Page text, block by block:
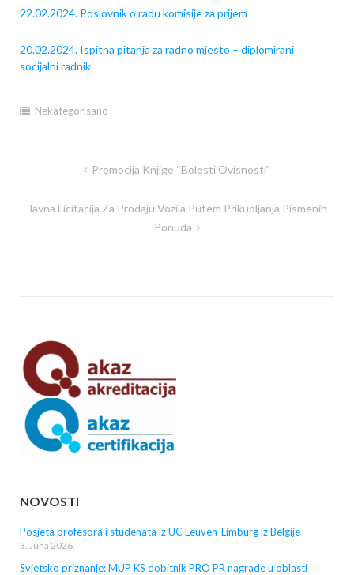
22.02.2024. Poslovnik o radu komisije za prijem
20.02.2024. Ispitna pitanja za radno mjesto – diplomirani
socijalni radnik
Nekategorisano
NavigacijaPromocija Knjige “Bolesti Ovisnosti”
Javna Licitacija Za Prodaju Vozila Putem Prikupljanja Pismenih
Ponuda
NOVOSTI
Posjeta profesora i studenata iz UC Leuven-Limburg iz Belgije
3. Juna 2026.
Svjetsko priznanje: MUP KS dobitnik PRO PR nagrade u oblasti